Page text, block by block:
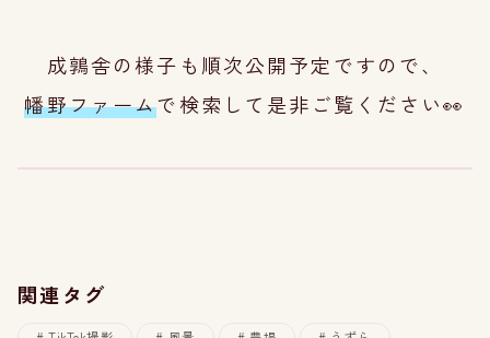
成鶉舎の様子も順次公開予定ですので、
幡野ファームで検索して是非ご覧ください👀
関連タグ